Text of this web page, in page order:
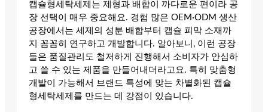
캡슐형세탁세제는 제형과 배합이 까다로운 편이라 공
장 선택이 매우 중요해요. 경험 많은 OEM·ODM 생산
공장에서는 세제의 성분 배합부터 캡슐 피막 소재까
지 꼼꼼히 연구하고 개발합니다. 알아보니, 이런 공장
들은 품질관리도 철저하게 진행해서 소비자가 안심하
고 쓸 수 있는 제품을 만들어내더라고요. 특히 맞춤형
개발이 가능해서 브랜드 특성에 맞는 차별화된 캡슐
형세탁세제를 만드는 데 강점이 있습니다.